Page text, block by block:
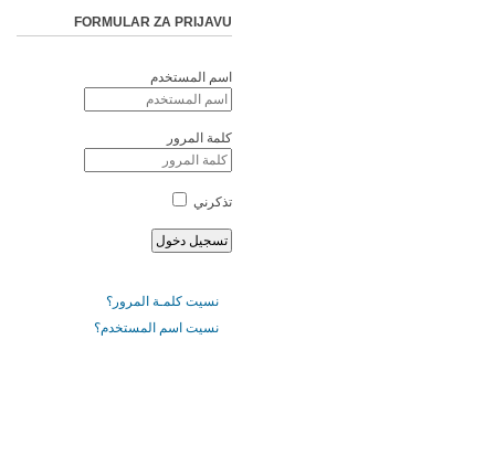
FORMULAR ZA PRIJAVU
اسم المستخدم
كلمة المرور
تذكرني
نسيت كلمـة المرور؟
نسيت اسم المستخدم؟